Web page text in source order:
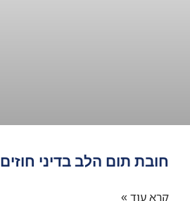
חובת תום הלב בדיני חוזים
קרא עוד »